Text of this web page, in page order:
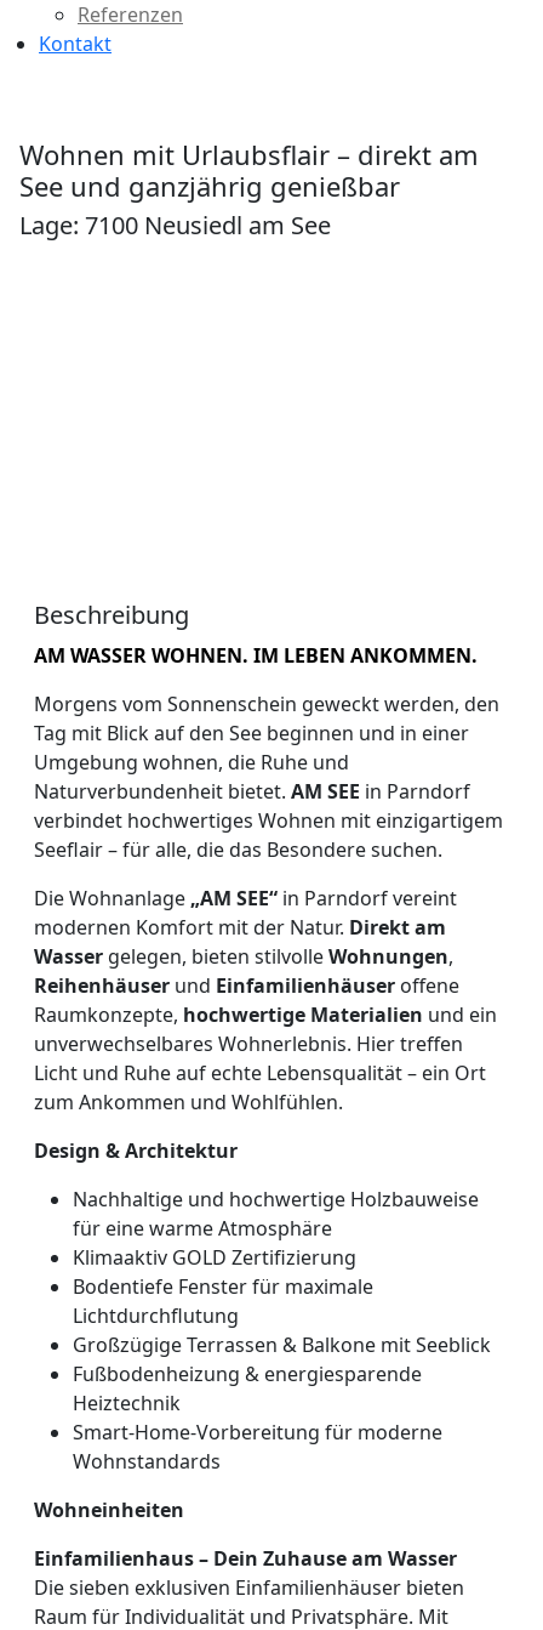
Referenzen
Kontakt
Wohnen mit Urlaubsflair – direkt am
See und ganzjährig genießbar
Lage: 7100 Neusiedl am See
Beschreibung
AM WASSER WOHNEN. IM LEBEN ANKOMMEN.
Morgens vom Sonnenschein geweckt werden, den
Tag mit Blick auf den See beginnen und in einer
Umgebung wohnen, die Ruhe und
Naturverbundenheit bietet. AM SEE in Parndorf
verbindet hochwertiges Wohnen mit einzigartigem
Seeflair – für alle, die das Besondere suchen.
Die Wohnanlage „AM SEE“ in Parndorf vereint
modernen Komfort mit der Natur. Direkt am
Wasser gelegen, bieten stilvolleWohnungen,
Reihenhäuser und Einfamilienhäuser offene
Raumkonzepte, hochwertige Materialien und ein
unverwechselbares Wohnerlebnis. Hier treffen
Licht und Ruhe auf echte Lebensqualität – ein Ort
zum Ankommen und Wohlfühlen.
Design & Architektur
Nachhaltige und hochwertige Holzbauweise
für eine warme Atmosphäre
Klimaaktiv GOLD Zertifizierung
Bodentiefe Fenster für maximale
Lichtdurchflutung
Großzügige Terrassen & Balkone mit Seeblick
Fußbodenheizung & energiesparende
Heiztechnik
Smart-Home-Vorbereitung für moderne
Wohnstandards
Wohneinheiten
Einfamilienhaus – Dein Zuhause am Wasser
Die sieben exklusiven Einfamilienhäuser bieten
Raum für Individualität und Privatsphäre. Mit